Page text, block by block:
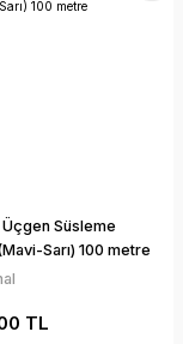
Süsleme
Sarı) 100 metre
TL